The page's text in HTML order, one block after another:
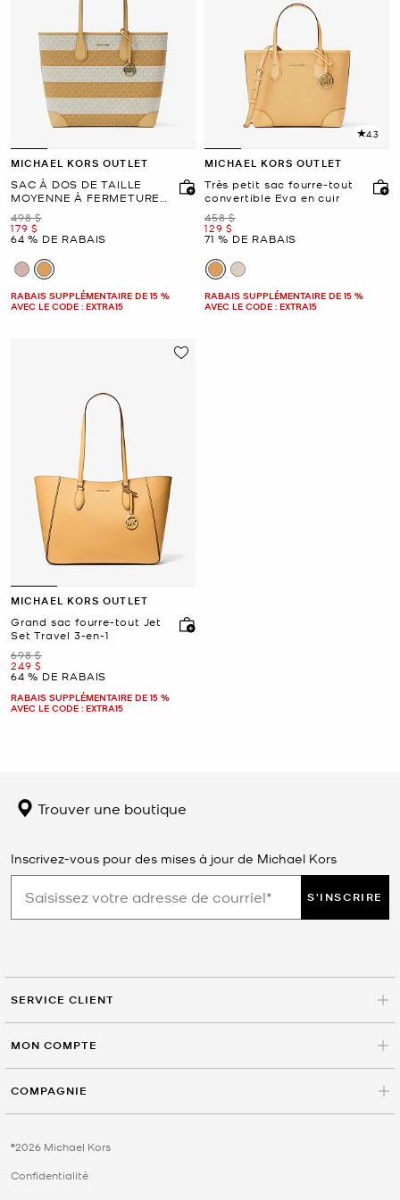
MICHAEL KORS OUTLET
SAC À DOS DE TAILLE
MOYENNE À FERMETURE
ÉCLAIR ET À POCHE
était
498 $
maintenant
179 $
64 % DE RABAIS
RABAIS SUPPLÉMENTAIRE DE 15 %
AVEC LE CODE : EXTRA15
4.3
MICHAEL KORS OUTLET
Très petit sac fourre-tout
convertible Eva en cuir
était
458 $
maintenant
129 $
71 % DE RABAIS
RABAIS SUPPLÉMENTAIRE DE 15 %
AVEC LE CODE : EXTRA15
MICHAEL KORS OUTLET
Grand sac fourre-tout Jet
Set Travel 3-en-1
était
698 $
maintenant
249 $
64 % DE RABAIS
RABAIS SUPPLÉMENTAIRE DE 15 %
AVEC LE CODE : EXTRA15
Trouver une boutique
Inscrivez-vous pour des mises à jour de Michael Kors
S'INSCRIRE
SERVICE CLIENT
MON COMPTE
COMPAGNIE
©2026 Michael Kors
Confidentialité